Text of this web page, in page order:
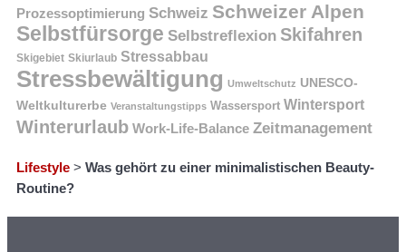
Prozessoptimierung Schweiz Schweizer Alpen
Selbstfürsorge Selbstreflexion Skifahren
Skigebiet Skiurlaub Stressabbau
Stressbewältigung Umweltschutz UNESCO-
Weltkulturerbe Veranstaltungstipps Wassersport Wintersport
Winterurlaub Work-Life-Balance Zeitmanagement
Lifestyle > Was gehört zu einer minimalistischen Beauty-
Routine?